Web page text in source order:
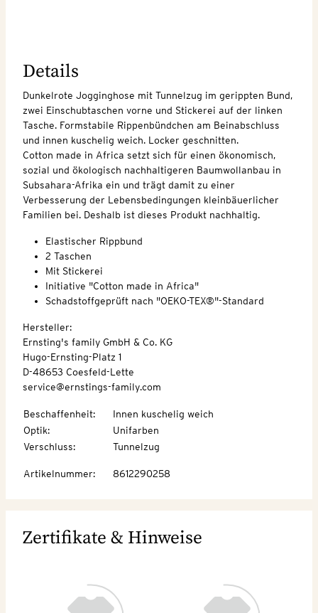
Details
Dunkelrote Jogginghose mit Tunnelzug im gerippten Bund,
zwei Einschubtaschen vorne und Stickerei auf der linken
Tasche. Formstabile Rippenbündchen am Beinabschluss
und innen kuschelig weich. Locker geschnitten.
Cotton made in Africa setzt sich für einen ökonomisch,
sozial und ökologisch nachhaltigeren Baumwollanbau in
Subsahara-Afrika ein und trägt damit zu einer
Verbesserung der Lebensbedingungen kleinbäuerlicher
Familien bei. Deshalb ist dieses Produkt nachhaltig.
Elastischer Rippbund
2 Taschen
Mit Stickerei
Initiative "Cotton made in Africa"
Schadstoffgeprüft nach "OEKO-TEX®"-Standard
Hersteller:
Ernsting's family GmbH & Co. KG
Hugo-Ernsting-Platz 1
D-48653 Coesfeld-Lette
service@ernstings-family.com
Beschaffenheit:
Innen kuschelig weich
Optik:
Unifarben
Verschluss: Tunnelzug
Artikelnummer: 8612290258
Zertifikate & Hinweise